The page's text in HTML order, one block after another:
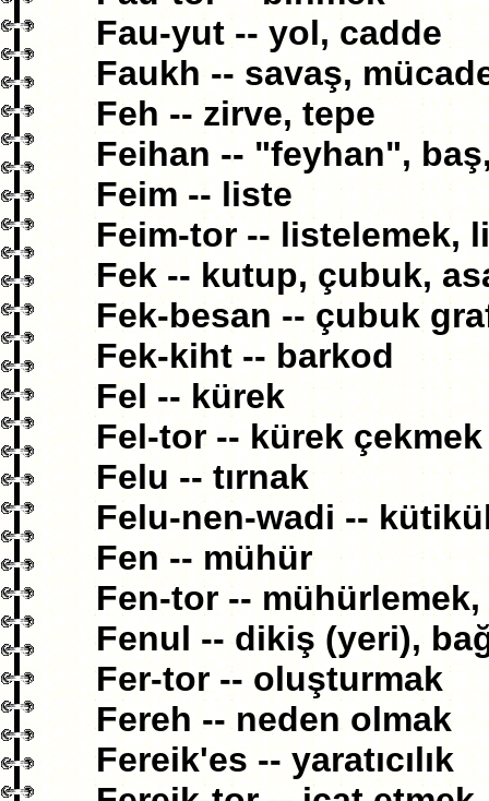
Fau-yut -- yol, cadde
Faukh -- savaş,
Feh -- zirve, tepe
Feihan -- "feyhan",
Feim -- liste
Feim-tor -- listelemek,
Fek -- kutup, çubuk,
Fek-besan -- çubuk
Fek-kiht -- barkod
Fel -- kürek
Fel-tor -- kürek çekmek
Felu -- tırnak
Felu-nen-wadi --
Fen -- mühür
Fen-tor --
Fenul -- dikiş (yeri),
Fer-tor -- oluşturmak
Fereh -- neden olmak
Fereik'es -- yaratıcılık